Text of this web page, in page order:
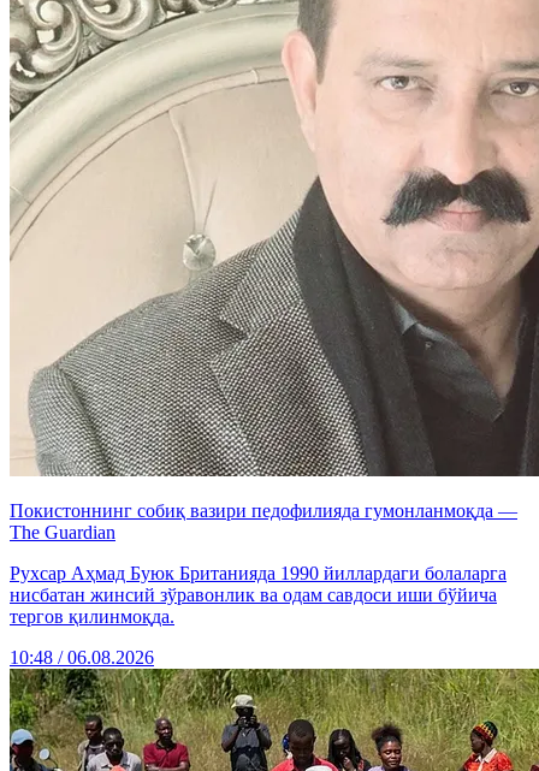
Покистоннинг собиқ вазири педофилияда гумонланмоқда —
The Guardian
Рухсар Аҳмад Буюк Британияда 1990 йиллардаги болаларга
нисбатан жинсий зўравонлик ва одам савдоси иши бўйича
тергов қилинмоқда.
10:48 / 06.08.2026